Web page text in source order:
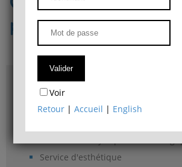
phénoménologiques
Accès & plans
Bibliothèque du Département de
Service d'esthétique
Voir
Retour |Accueil | English